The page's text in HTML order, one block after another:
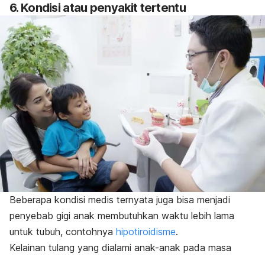
6. Kondisi atau penyakit tertentu
Beberapa kondisi medis ternyata juga bisa menjadi
penyebab gigi anak membutuhkan waktu lebih lama
untuk tubuh, contohnya hipotiroidisme.
Kelainan tulang yang dialami anak-anak pada masa